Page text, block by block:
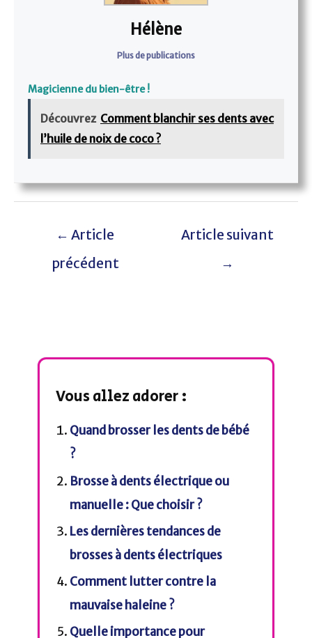
Hélène
Plus de publications
Magicienne du bien-être !
Découvrez Comment blanchir ses dents avec
l’huile de noix de coco ?
← Article
précédent
Article suivant
→
Vous allez adorer :
Quand brosser les dents de bébé
?
Brosse à dents électrique ou
manuelle : Que choisir ?
Les dernières tendances de
brosses à dents électriques
Comment lutter contre la
mauvaise haleine ?
Quelle importance pour